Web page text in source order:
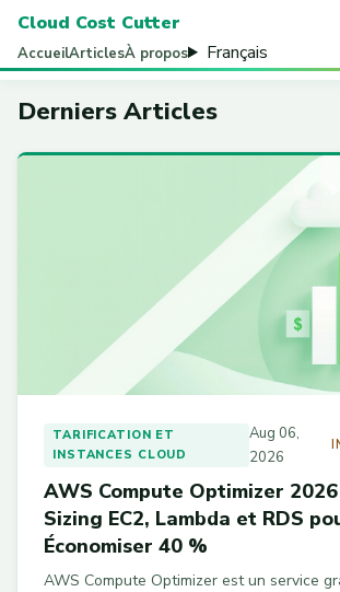
Cloud Cost Cutter
AccueilArticlesÀ propos Français
Derniers Articles
TARIFICATION ET
INSTANCES CLOUD
Aug 06,
2026
AWS Compute Optimizer
Sizing EC2, Lambda et RDS
Économiser 40 %
AWS Compute Optimizer est un service